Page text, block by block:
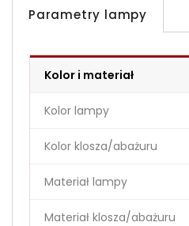
Parametry lampy
Kolor i materiał
Kolor lampy
Kolor klosza/abażuru
Materiał lampy
Materiał klosza/abażuru